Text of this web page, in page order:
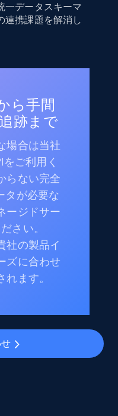
一データスキーマ
連携課題を解消し
ら手間
跡まで
場合は当社
ご利用く
らない完全
タが必要な
ージドサー
さい。
社の製品イ
ズに合わせ
ます。